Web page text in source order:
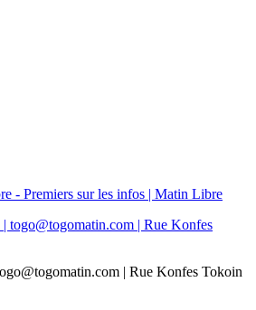
- Premiers sur les infos | Matin Libre
| Rue Konfes Tokoin